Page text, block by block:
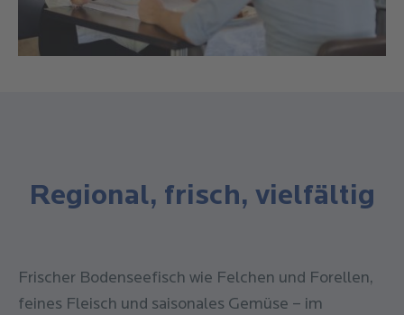
Regional, frisch, vielfältig
Frischer Bodenseefisch wie Felchen und Forellen,
feines Fleisch und saisonales Gemüse – im